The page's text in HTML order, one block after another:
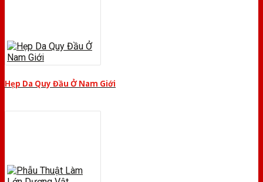
Hẹp Da Quy Đầu Ở Nam Giới